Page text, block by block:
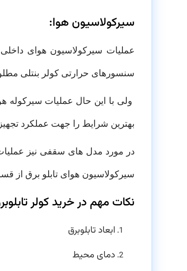
سیرکولاسیون هوا:
عملیات سیرکولاسیون هوای
سنسورهای حرارتی کولر بنتلی
ولی با این حال عملیات سیرکوله
بهترین شرایط را جهت عملکرد
در مورد مدل های سقفی نیز
سیرکولاسیون هوای تابلو برق از
نکات مهم در خرید کولر
ابعاد تابلوبرق
دمای محیط